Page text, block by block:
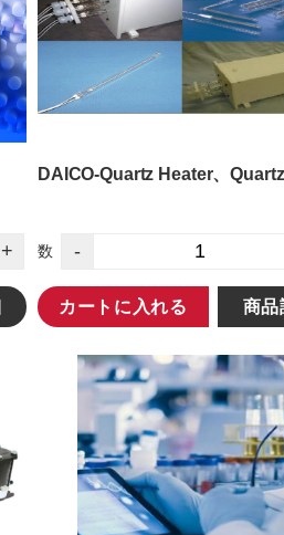
+
DAICO-Quartz Heater、
数 -
カートに入れる 商品